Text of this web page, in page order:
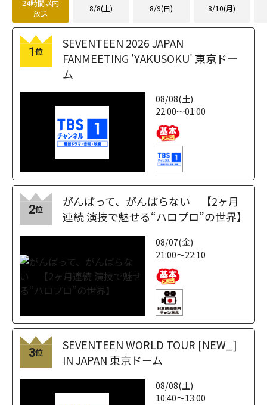
24時間以内
放送
8/8(土) 8/9(日) 8/10(月)
1位
SEVENTEEN 2026 JAPAN
FANMEETING 'YAKUSOKU' 東京ドー
ム
08/08(土)
22:00～01:00
2位
がんばって、がんばらない 【2ヶ月
連続 演技で魅せる“ハロプロ”の世界】
08/07(金)
21:00～22:10
3位
SEVENTEEN WORLD TOUR [NEW_]
IN JAPAN 東京ドーム
08/08(土)
10:40～13:00